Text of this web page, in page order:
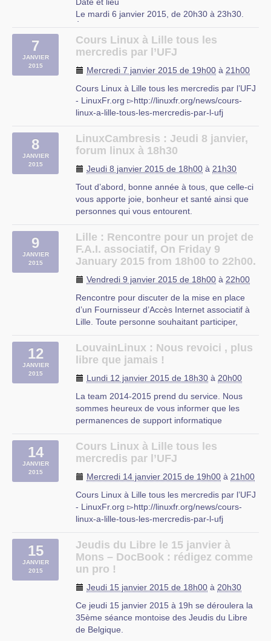
Le mardi 6 janvier 2015, de 20h30 à 23h30.
Description
Comme chaque mois, l'association Club Linux
d'entraides à Cappelle-en-Pévèle le 6 (…)
Cappelle-en-Pévèle
7
JANVIER
2015
Cours Linux à Lille tous les
mercredis par l’UFJ
Mercredi 7 janvier 2015 de 19h00 à 21h00
Cours Linux à Lille tous les mercredis par l’UFJ
- LinuxFr.org ▻http://linuxfr.org/news/cours-
linux-a-lille-tous-les-mercredis-par-l-ufj
organise comme tous les ans à partir d’octobre
des cours d’initiation aux logiciels libres niveau
rue du mal-assis
Lille
8
JANVIER
2015
LinuxCambresis : Jeudi 8 janvier,
forum linux à 18h30
Jeudi 8 janvier 2015 de 18h00 à 21h30
Tout d’abord, bonne année à tous, que celle-ci
vous apporte joie, bonheur et santé ainsi que
personnes qui vous entourent.
nous allons faire une passe sur les bonnes
résolutions à prendre et, l’une d’entre elle,
peut-être de prendre ses photos en (…)
CIP
9
JANVIER
2015
Lille : Rencontre pour un projet de
F.A.I. associatif, On Friday 9
January 2015 from 18h00 to 22h00.
Vendredi 9 janvier 2015 de 18h00 à 22h00
Rencontre pour discuter de la mise en place
d’un Fournisseur d’Accès Internet associatif à
Lille. Toute personne souhaitant participer,
est la bienvenue.
Lieu : La coroutine (à confirmer).
12
JANVIER
2015
LouvainLinux : Nous revoici , plus
libre que jamais !
Lundi 12 janvier 2015 de 18h30 à 20h00
La team 2014-2015 prend du service. Nous
sommes heureux de vous informer que les
permanences de support informatique
septembre 2014).
Pour rappel, nos permanences se donnent tous
Si vous avez eu un soucis que vous n’avez (…)
14
JANVIER
2015
Cours Linux à Lille tous les
mercredis par l’UFJ
Mercredi 14 janvier 2015 de 19h00 à 21h00
Cours Linux à Lille tous les mercredis par l’UFJ
- LinuxFr.org ▻http://linuxfr.org/news/cours-
linux-a-lille-tous-les-mercredis-par-l-ufj
organise comme tous les ans à partir d’octobre
des cours d’initiation aux logiciels libres niveau
débutant tous (…)
UFJ
Lille
15
JANVIER
2015
Jeudis du Libre le 15 janvier à
Mons – DocBook : rédigez comme
un pro !
Jeudi 15 janvier 2015 de 18h00 à 20h30
Ce jeudi 15 janvier 2015 à 19h se déroulera la
35ème séance montoise des Jeudis du Libre
de Belgique.